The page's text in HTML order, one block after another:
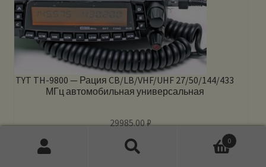
TYT TH-9800 — Рация CB/LB/VHF/UHF 27/50/144/433
МГц автомобильная универсальная
29985.00₽
Подробнее
0